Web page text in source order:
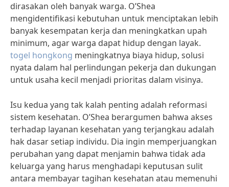
dirasakan oleh banyak warga. O’Shea
mengidentifikasi kebutuhan untuk menciptakan lebih
banyak kesempatan kerja dan meningkatkan upah
minimum, agar warga dapat hidup dengan layak.
togel hongkong meningkatnya biaya hidup, solusi
nyata dalam hal perlindungan pekerja dan dukungan
untuk usaha kecil menjadi prioritas dalam visinya.
Isu kedua yang tak kalah penting adalah reformasi
sistem kesehatan. O’Shea berargumen bahwa akses
terhadap layanan kesehatan yang terjangkau adalah
hak dasar setiap individu. Dia ingin memperjuangkan
perubahan yang dapat menjamin bahwa tidak ada
keluarga yang harus menghadapi keputusan sulit
antara membayar tagihan kesehatan atau memenuhi